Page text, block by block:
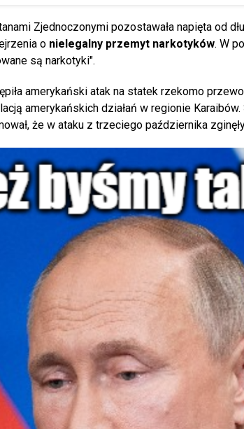
Zjednoczonymi pozostawała napięta od
o nielegalny przemyt narkotyków. W
są narkotyki".
amerykański atak na statek rzekomo
amerykańskich działań w regionie
że w ataku z trzeciego października